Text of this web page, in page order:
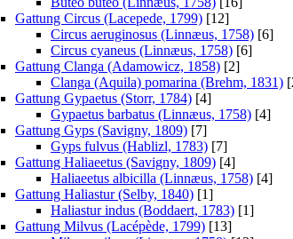
Gattung Circus (Lacepede, 1799) [12]
Circus aeruginosus (Linnæus, 1758) [6]
Circus cyaneus (Linnæus, 1758) [6]
Gattung Clanga (Adamowicz, 1858) [2]
Clanga (Aquila) pomarina (Brehm, 1831)
Gattung Gypaetus (Storr, 1784) [4]
Gypaetus barbatus (Linnæus, 1758) [4]
Gattung Gyps (Savigny, 1809) [7]
Gyps fulvus (Hablizl, 1783) [7]
Gattung Haliaeetus (Savigny, 1809) [4]
Haliaeetus albicilla (Linnæus, 1758) [4]
Gattung Haliastur (Selby, 1840) [1]
Haliastur indus (Boddaert, 1783) [1]
Gattung Milvus (Lacépède, 1799) [13]